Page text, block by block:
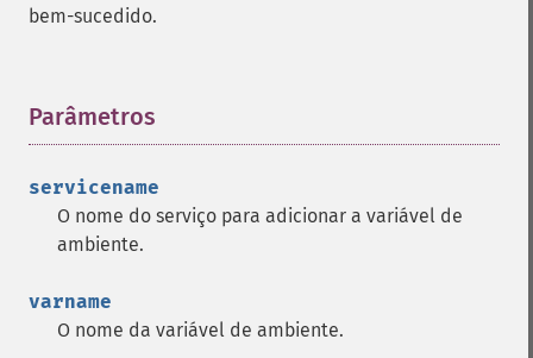
bem-sucedido.
Parâmetros
servicename
O nome do serviço para adicionar a variável de
ambiente.
varname
O nome da variável de ambiente.